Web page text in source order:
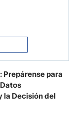
Prepárense para
la Decisión del